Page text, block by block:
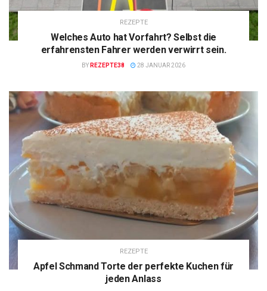
REZEPTE
Welches Auto hat Vorfahrt? Selbst die
erfahrensten Fahrer werden verwirrt sein.
BY REZEPTE38 28 JANUAR 2026
REZEPTE
Apfel Schmand Torte der perfekte Kuchen für
jeden Anlass